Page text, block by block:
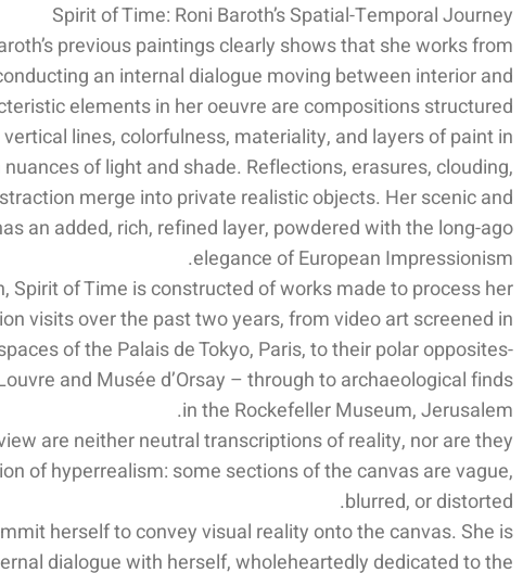
Spirit of Time: Roni Baroth’s Spatial-Temporal Journey
previous paintings clearly shows that she works from
an internal dialogue moving between interior and
elements in her oeuvre are compositions structured
lines, colorfulness, materiality, and layers of paint in
of light and shade. Reflections, erasures, clouding,
merge into private realistic objects. Her scenic and
an added, rich, refined layer, powdered with the long-ago
elegance of European Impressionism.
Spirit of Time is constructed of works made to process her
visits over the past two years, from video art screened in
of the Palais de Tokyo, Paris, to their polar opposites-
and Musée d’Orsay – through to archaeological finds
in the Rockefeller Museum, Jerusalem.
are neither neutral transcriptions of reality, nor are they
of hyperrealism: some sections of the canvas are vague,
blurred, or distorted.
herself to convey visual reality onto the canvas. She is
dialogue with herself, wholeheartedly dedicated to the